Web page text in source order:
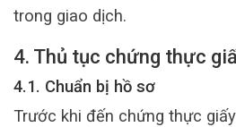
trong giao dịch.
4. Thủ tục chứng thực
4.1. Chuẩn bị hồ sơ
Trước khi đến chứng thực